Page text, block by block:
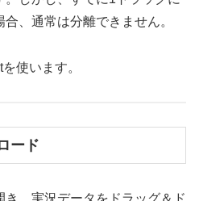
、通常は分離できません。
使います。
ード
き、実況データをドラッグ＆ド